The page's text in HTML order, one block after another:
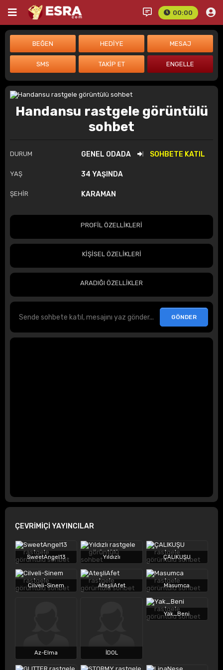
00:00
Handansu rastgele görüntülü
sohbet
DURUM GENEL ODADA SOHBETE KATIL
YAŞ 34 YAŞINDA
ŞEHİR KARAMAN
PROFİL ÖZELLİKLERİ
KİŞİSEL ÖZELİKLERİ
ARADIĞI ÖZELLİKLER
ÇEVRİMİÇİ YAYINCILAR
SweetAngel13 Yıldızlı ÇALIKUŞU
Cilveli-Sinem AteşliAfet Masumca
Az-Elma İDOL
Yak_Beni